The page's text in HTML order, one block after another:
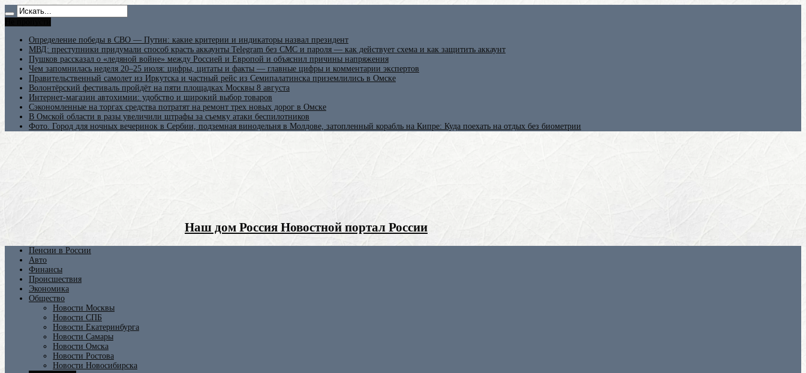
Определение победы в СВО — Путин: какие критерии и индикаторы назвал президент
МВД: преступники придумали способ красть аккаунты Telegram без СМС и пароля — как действует схема и как защитить аккаунт
Пушков рассказал о «ледяной войне» между Россией и Европой и объяснил причины напряжения
Чем запомнилась неделя 20–25 июля: цифры, цитаты и факты — главные цифры и комментарии экспертов
Правительственный самолет из Иркутска и частный рейс из Семипалатинска приземлились в Омске
Волонтёрский фестиваль пройдёт на пяти площадках Москвы 8 августа
Интернет-магазин автохимии: удобство и широкий выбор товаров
Сэкономленные на торгах средства потратят на ремонт трех новых дорог в Омске
В Омской области в разы увеличили штрафы за съемку атаки беспилотников
Фото. Город для ночных вечеринок в Сербии, подземная винодельня в Молдове, затопленный корабль на Кипре: Куда поехать на отдых без биометрии
Наш дом Россия Новостной портал России
Пенсии в России
Авто
Финансы
Происшествия
Экономика
Общество
Новости Москвы
Новости СПБ
Новости Екатеринбурга
Новости Самары
Новости Омска
Новости Ростова
Новости Новосибирска